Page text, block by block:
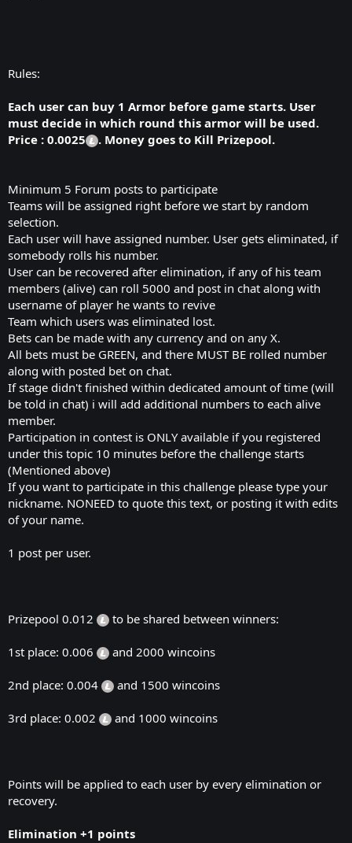
Rules:
Each user can buy 1 Armor before game starts. User
must decide in which round this armor will be used.
Price : 0.0025
. Money goes to Kill Prizepool.
Minimum 5 Forum posts to participate
Teams will be assigned right before we start by random
selection.
Each user will have assigned number. User gets eliminated, if
somebody rolls his number.
User can be recovered after elimination, if any of his team
members (alive) can roll 5000 and post in chat along with
username of player he wants to revive
Team which users was eliminated lost.
Bets can be made with any currency and on any X.
All bets must be GREEN, and there MUST BE rolled number
along with posted bet on chat.
If stage didn't finished within dedicated amount of time (will
be told in chat) i will add additional numbers to each alive
member.
Participation in contest is ONLY available if you registered
under this topic 10 minutes before the challenge starts
(Mentioned above)
If you want to participate in this challenge please type your
nickname. NONEED to quote this text, or posting it with edits
of your name.
1 post per user.
Prizepool 0.012 to be shared between winners:
1st place: 0.006 and 2000 wincoins
2nd place: 0.004 and 1500 wincoins
3rd place: 0.002 and 1000 wincoins
Points will be applied to each user by every elimination or
recovery.
Elimination +1 points